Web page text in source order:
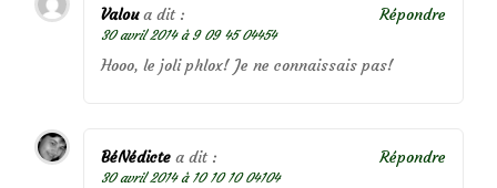
Valou a dit :
30 avril 2014 à 9 09 45 04454
Hooo, le joli phlox! Je ne connaissais pas!
Répondre
BéNédicte a dit :
30 avril 2014 à 10 10 10 04104
Répondre